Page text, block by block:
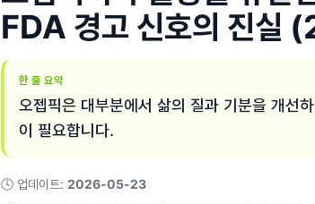
FDA 경고 신호의 진실
한 줄 요약
오젭픽은 대부분에서 삶의 질과 기분을 개선
이 필요합니다.
🕓 업데이트: 2026-05-23